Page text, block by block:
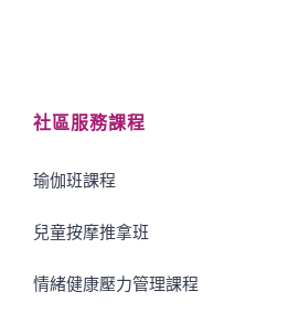
社區服務課程
瑜伽班課程
兒童按摩推拿班
情緒健康壓力管理課程